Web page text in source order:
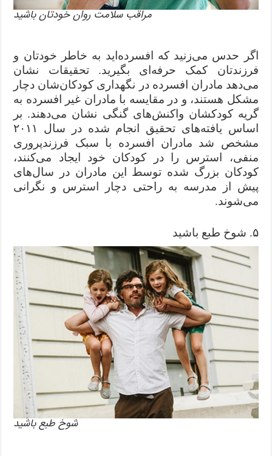
مراقب سلامت روان خودتان باشید
اگر حدس می‌زنید که افسرده‌اید به خاطر خودتان و
فرزندتان کمک حرفه‌ای بگیرید. تحقیقات نشان
می‌دهد مادران افسرده در نگهداری کودکان‌شان دچار
مشکل هستند، و در مقایسه با مادران غیر افسرده به
گریه کودکشان واکنش‌های گنگی نشان می‌دهند. بر
اساس یافته‌های تحقیق انجام شده در سال ۲۰۱۱
مشخص شد مادران افسرده‌ با سبک فرزندپروری
منفی، استرس را در کودکان خود ایجاد می‌کنند،
کودکان بزرگ شده توسط این مادران در سال‌های
پیش از مدرسه به راحتی دچار استرس و نگرانی
می‌شوند.
۵. شوخ طبع باشید
شوخ طبع باشید